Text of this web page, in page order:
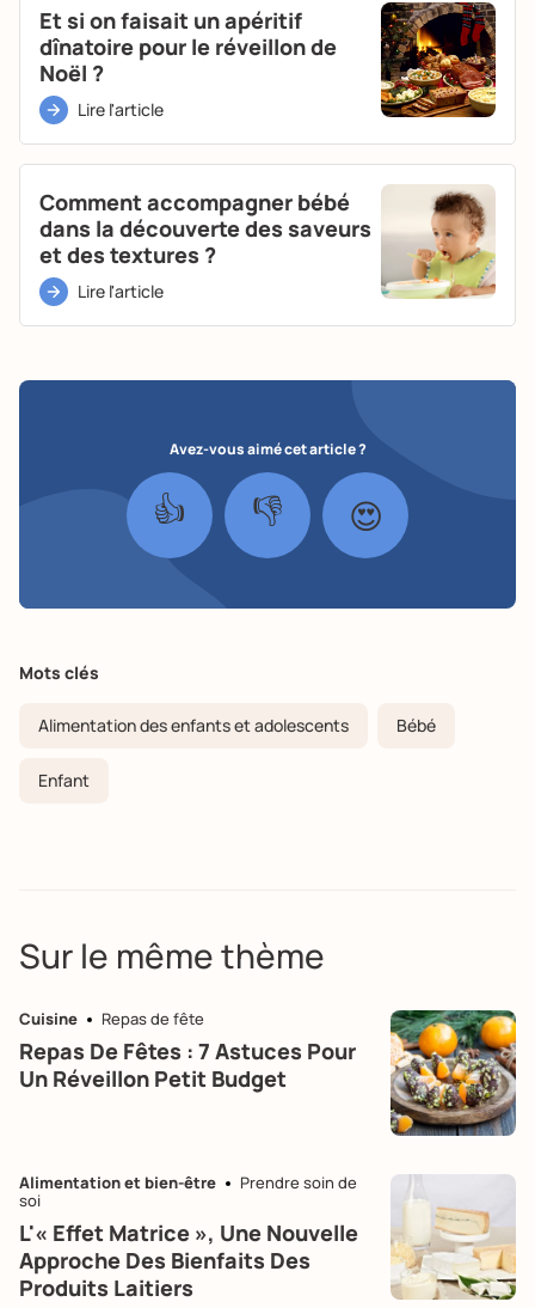
Et si on faisait un apéritif
dînatoire pour le réveillon de
Noël ?
Lire l'article
Comment accompagner bébé
dans la découverte des saveurs
et des textures ?
Lire l'article
Avez-vous aimé cet article ?
👍 👎 😍
Mots clés
Alimentation des enfants et adolescents Bébé
Enfant
Sur le même thème
Cuisine Repas de fête
Repas De Fêtes : 7 Astuces Pour
Un Réveillon Petit Budget
Alimentation et bien-être
Prendre soin de
soi
L'« Effet Matrice », Une Nouvelle
Approche Des Bienfaits Des
Produits Laitiers